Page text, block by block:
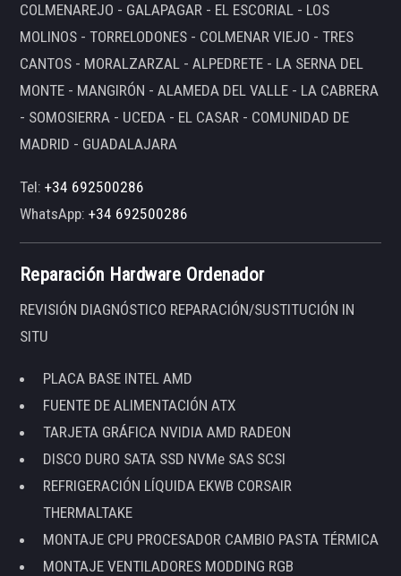
COLMENAREJO - GALAPAGAR - EL ESCORIAL - LOS
MOLINOS - TORRELODONES - COLMENAR VIEJO - TRES
CANTOS - MORALZARZAL - ALPEDRETE - LA SERNA DEL
MONTE - MANGIRÓN - ALAMEDA DEL VALLE - LA CABRERA
- SOMOSIERRA - UCEDA - EL CASAR - COMUNIDAD DE
MADRID - GUADALAJARA
Tel:+34 692500286
WhatsApp:+34 692500286
Reparación Hardware Ordenador
REVISIÓN DIAGNÓSTICO REPARACIÓN/SUSTITUCIÓN IN
SITU
PLACA BASE INTEL AMD
FUENTE DE ALIMENTACIÓN ATX
TARJETA GRÁFICA NVIDIA AMD RADEON
DISCO DURO SATA SSD NVMe SAS SCSI
REFRIGERACIÓN LÍQUIDA EKWB CORSAIR
THERMALTAKE
MONTAJE CPU PROCESADOR CAMBIO PASTA TÉRMICA
MONTAJE VENTILADORES MODDING RGB